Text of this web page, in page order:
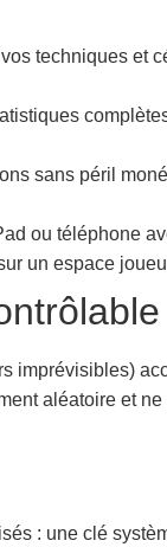
techniques et
sans péril
ou téléphone
un espace
imprévisibles)
aléatoire et
: une clé